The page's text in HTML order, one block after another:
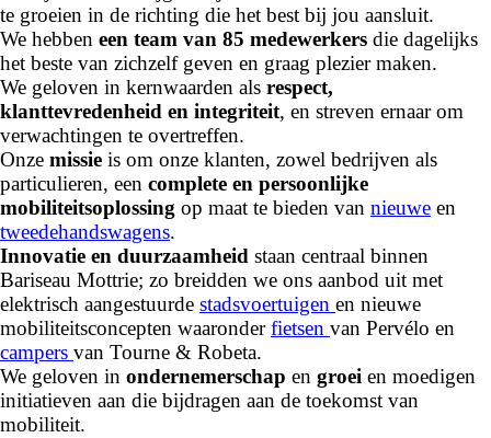
te groeien in de richting die het best bij jou aansluit.
We hebben een team van 85 medewerkers die dagelijks
het beste van zichzelf geven en graag plezier maken.
We geloven in kernwaarden als respect,
klanttevredenheid en integriteit, en streven ernaar om
verwachtingen te overtreffen.
Onze missie is om onze klanten, zowel bedrijven als
particulieren, een complete en persoonlijke
mobiliteitsoplossing op maat te bieden van nieuwe en
tweedehandswagens.
Innovatie en duurzaamheid staan centraal binnen
Bariseau Mottrie; zo breidden we ons aanbod uit met
elektrisch aangestuurde stadsvoertuigen en nieuwe
mobiliteitsconcepten waaronderfietsen van Pervélo en
campers van Tourne & Robeta.
We geloven in ondernemerschap en groei en moedigen
initiatieven aan die bijdragen aan de toekomst van
mobiliteit.